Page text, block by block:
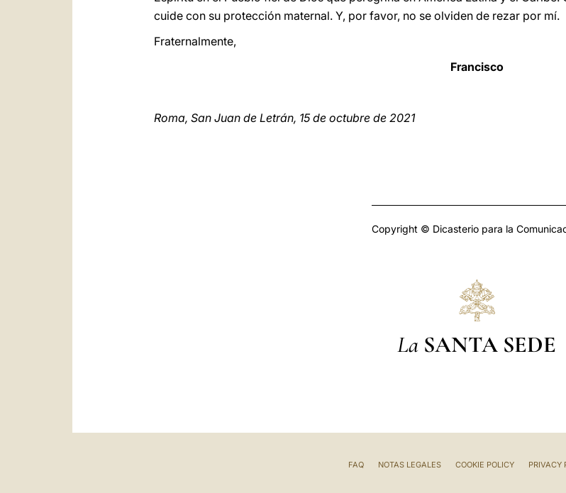
cuide con su protección maternal. Y, por favor, no se olviden de rezar por mí.
Fraternalmente,
Francisco
Roma, San Juan de Letrán, 15 de octubre de 2021
Copyright © Dicasterio para la
La SANTA SEDE
FAQ NOTAS LEGALES COOKIE POLICY PRIVACY